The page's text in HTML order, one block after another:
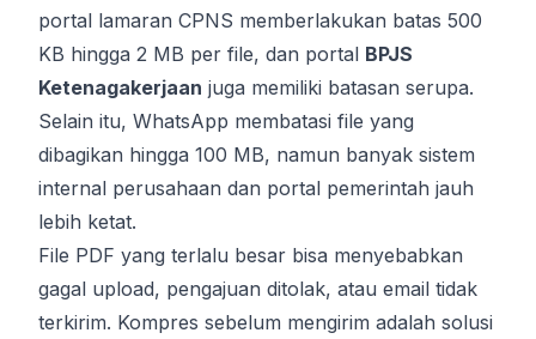
portal lamaran CPNS memberlakukan batas 500
KB hingga 2 MB per file, dan portal BPJS
Ketenagakerjaan juga memiliki batasan serupa.
Selain itu, WhatsApp membatasi file yang
dibagikan hingga 100 MB, namun banyak sistem
internal perusahaan dan portal pemerintah jauh
lebih ketat.
File PDF yang terlalu besar bisa menyebabkan
gagal upload, pengajuan ditolak, atau email tidak
terkirim. Kompres sebelum mengirim adalah solusi